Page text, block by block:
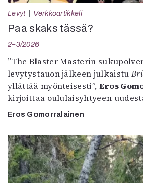
Levyt Verkkoartikkeli
Paa skaks tässä?
2–3/2026
”The Blaster Masterin
levytystauon jälkeen julkaistu
yllättää myönteisesti”, Eros
kirjoittaa oululaisyhtyeen
Eros Gomorralainen